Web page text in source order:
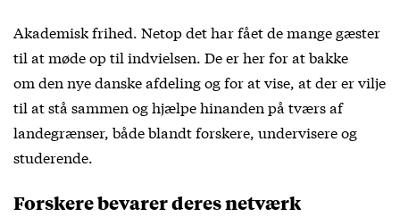
Akademisk frihed. Netop det har fået de mange gæster
til at møde op til indvielsen. De er her for at bakke
om den nye danske afdeling og for at vise, at der er vilje
til at stå sammen og hjælpe hinanden på tværs af
landegrænser, både blandt forskere, undervisere og
studerende.
Forskere bevarer deres netværk